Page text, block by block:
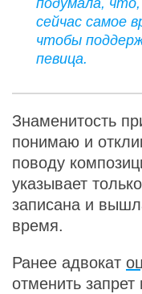
сейчас самое
чтобы
певица.
Знаменитость
понимаю и
поводу
указывает
записана и
время.
Ранее адвокат
отменить